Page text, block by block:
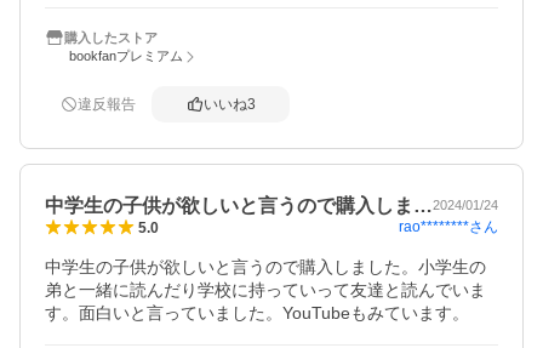
購入したストア
bookfanプレミアム
違反報告 いいね3
中学生の子供が欲しいと言うので購入しま…2024/01/24
5.0 rao********さん
中学生の子供が欲しいと言うので購入しました。小学生の
弟と一緒に読んだり学校に持っていって友達と読んでいま
す。面白いと言っていました。YouTubeもみています。